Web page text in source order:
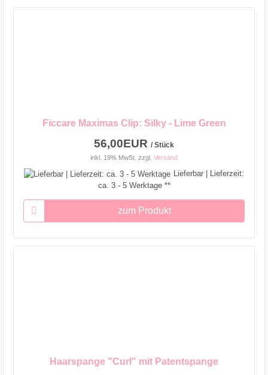
Ficcare Maximas Clip: Silky - Lime Green
56,00EUR / Stück
inkl. 19% MwSt. zzgl. Versand
Lieferbar | Lieferzeit:
ca. 3 - 5 Werktage **
zum Produkt
Haarspange "Curl" mit Patentspange